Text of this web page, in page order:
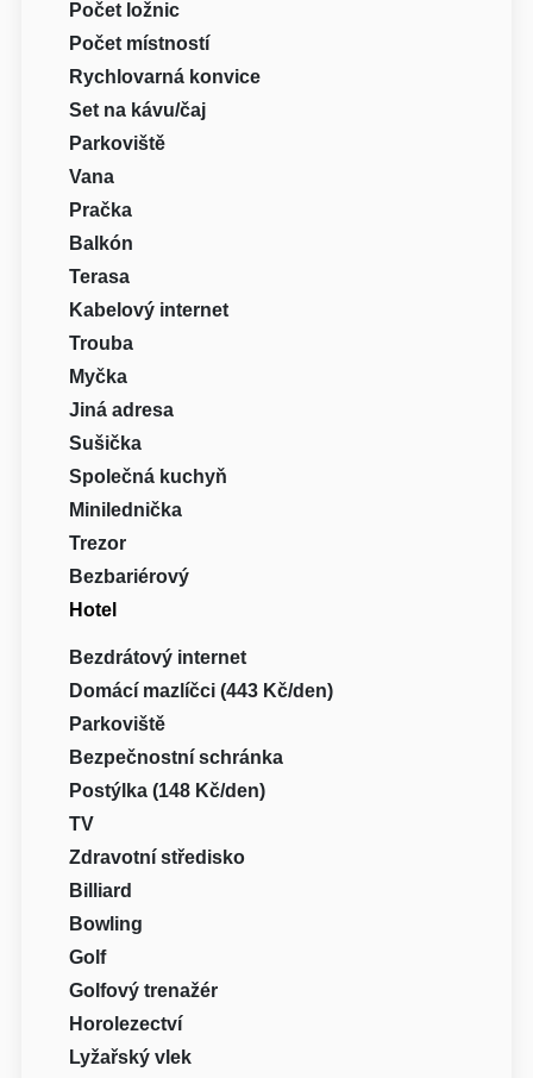
Počet ložnic
Počet místností
Rychlovarná konvice
Set na kávu/čaj
Parkoviště
Vana
Pračka
Balkón
Terasa
Kabelový internet
Trouba
Myčka
Jiná adresa
Sušička
Společná kuchyň
Minilednička
Trezor
Bezbariérový
Hotel
Bezdrátový internet
Domácí mazlíčci (443 Kč/den)
Parkoviště
Bezpečnostní schránka
Postýlka (148 Kč/den)
TV
Zdravotní středisko
Billiard
Bowling
Golf
Golfový trenažér
Horolezectví
Lyžařský vlek